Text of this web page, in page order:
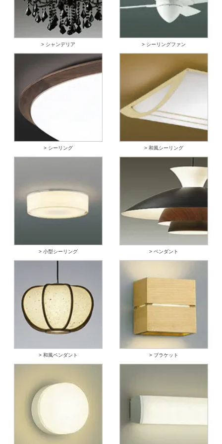
> シャンデリア > シーリングファン
> シーリング > 和風シーリング
> 小型シーリング > ペンダント
> 和風ペンダント > ブラケット